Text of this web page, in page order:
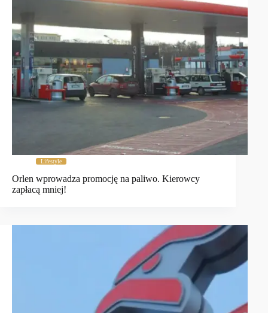
Lifestyle
Orlen wprowadza promocję na paliwo. Kierowcy
zapłacą mniej!